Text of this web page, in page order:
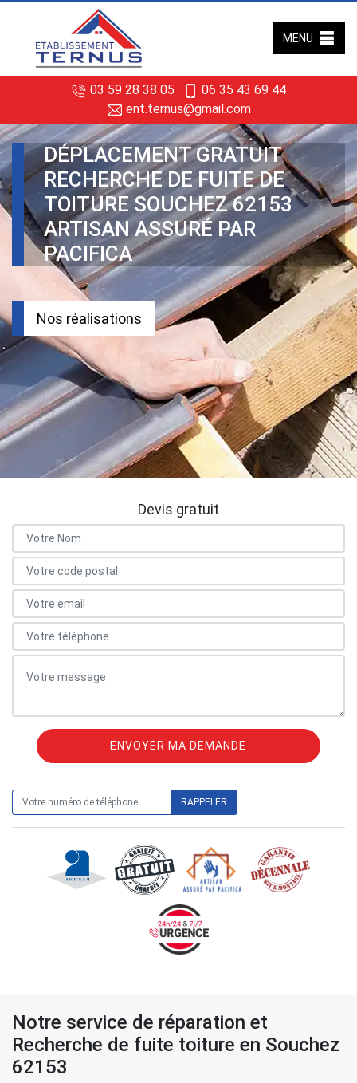
03 59 28 38 05
06 35 43 69 44
ent.ternus@gmail.com
MENU
DÉPLACEMENT GRATUIT
RECHERCHE DE FUITE DE
TOITURE SOUCHEZ 62153
ARTISAN ASSURÉ PAR
PACIFICA
Nos réalisations
Devis gratuit
Notre service de réparation et
Recherche de fuite toiture en Souchez
62153